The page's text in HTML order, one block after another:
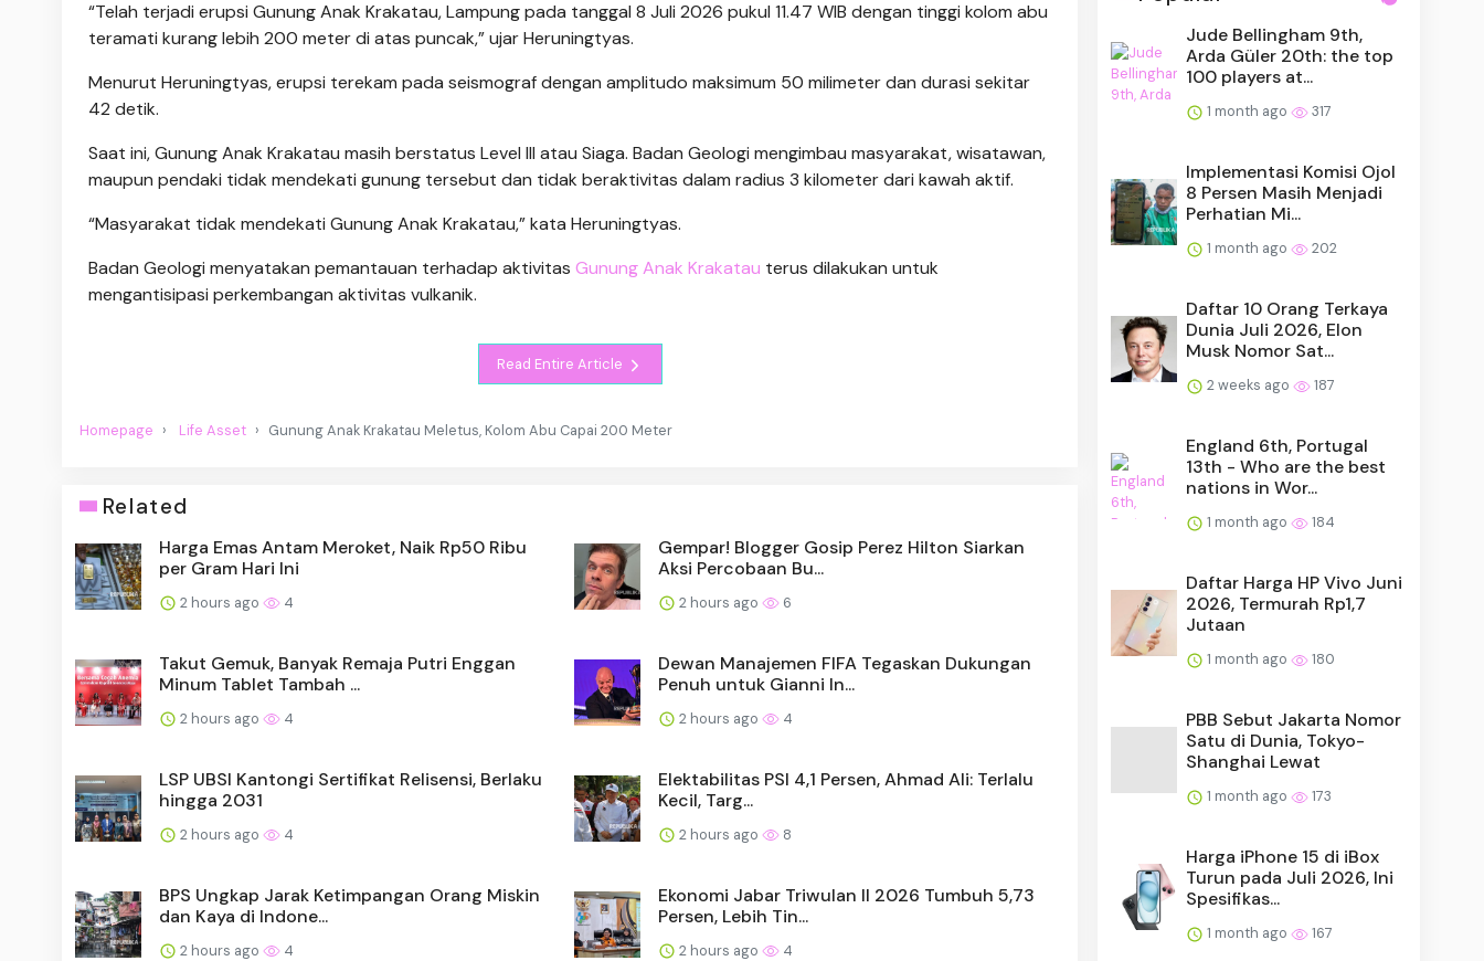
“Telah terjadi erupsi Gunung Anak Krakatau, Lampung pada tanggal 8 Juli 2026 pukul 11.47 WIB dengan tinggi kolom abu
teramati kurang lebih 200 meter di atas puncak,” ujar Heruningtyas.
Menurut Heruningtyas, erupsi terekam pada seismograf dengan amplitudo maksimum 50 milimeter dan durasi sekitar
42 detik.
Saat ini, Gunung Anak Krakatau masih berstatus Level III atau Siaga. Badan Geologi mengimbau masyarakat, wisatawan,
maupun pendaki tidak mendekati gunung tersebut dan tidak beraktivitas dalam radius 3 kilometer dari kawah aktif.
“Masyarakat tidak mendekati Gunung Anak Krakatau,” kata Heruningtyas.
Badan Geologi menyatakan pemantauan terhadap aktivitas Gunung Anak Krakatau terus dilakukan untuk
mengantisipasi perkembangan aktivitas vulkanik.
Read Entire Article
Homepage Life Asset Gunung Anak Krakatau Meletus, Kolom Abu Capai 200 Meter
Related
Harga Emas Antam Meroket, Naik Rp50 Ribu
per Gram Hari Ini
2 hours ago 4
Gempar! Blogger Gosip Perez Hilton Siarkan
Aksi Percobaan Bu...
2 hours ago 6
Takut Gemuk, Banyak Remaja Putri Enggan
Minum Tablet Tambah ...
2 hours ago 4
Dewan Manajemen FIFA Tegaskan Dukungan
Penuh untuk Gianni In...
2 hours ago 4
LSP UBSI Kantongi Sertifikat Relisensi, Berlaku
hingga 2031
2 hours ago 4
Elektabilitas PSI 4,1 Persen, Ahmad Ali: Terlalu
Kecil, Targ...
2 hours ago 8
BPS Ungkap Jarak Ketimpangan Orang Miskin
dan Kaya di Indone...
2 hours ago 4
Ekonomi Jabar Triwulan II 2026 Tumbuh 5,73
Persen, Lebih Tin...
2 hours ago 4
Jude Bellingham 9th,
Arda Güler 20th: the top
100 players at...
1 month ago 317
Implementasi Komisi Ojol
8 Persen Masih Menjadi
Perhatian Mi...
1 month ago 202
Daftar 10 Orang Terkaya
Dunia Juli 2026, Elon
Musk Nomor Sat...
2 weeks ago 187
England 6th, Portugal
13th - Who are the best
nations in Wor...
1 month ago 184
Daftar Harga HP Vivo Juni
2026, Termurah Rp1,7
Jutaan
1 month ago 180
PBB Sebut Jakarta Nomor
Satu di Dunia, Tokyo-
Shanghai Lewat
1 month ago 173
Harga iPhone 15 di iBox
Turun pada Juli 2026, Ini
Spesifikas...
1 month ago 167